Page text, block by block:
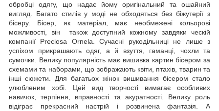
обробці одягу, що надає йому оригінальний та ошайний
вигляд. Багато стилів у моді не обходяться без біжутерії з
бісеру. Бісер, як матеріал, має необмежені кольорові
можливості, він також доступний кожному завдяки ческій
компанії Preciosa Ornela. Сучасні рукодільниці не лише з
успіхом прикрашають одяг, а й взуття, гаманці, чохли та
сумочки. Велику популярність має вишивка картин бісером за
схемами та наборами, що зображають квіти, птахів, тварин та
інші сюжети. Для багатьох жінок вишивання бісером стало
улюбленим хобі. Цей вид творчості вимагає особливих
навичок, терпіння, вправності та акуратності. Велику роль
відіграє прекрасний настрій і розвинена фантазія. А